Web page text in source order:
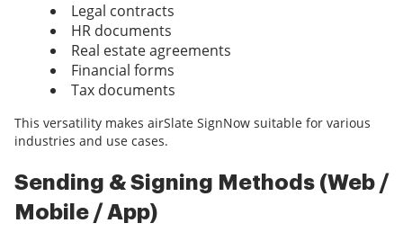
Legal contracts
HR documents
Real estate agreements
Financial forms
Tax documents
This versatility makes airSlate SignNow suitable for various
industries and use cases.
Sending & Signing Methods (Web /
Mobile / App)